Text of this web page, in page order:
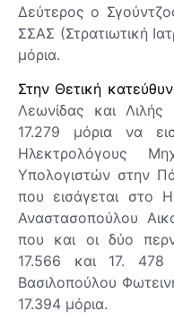
Δεύτερος ο
ΣΣΑΣ (Στρατιωτική
μόρια.
Στην Θετική
Λεωνίδας και
17.279 μόρια να
Ηλεκτρολόγους
Υπολογιστών στην
που εισάγεται στο
Αναστασοπούλου
που και οι δύο
17.566 και 17. 478
Βασιλοπούλου
17.394 μόρια.